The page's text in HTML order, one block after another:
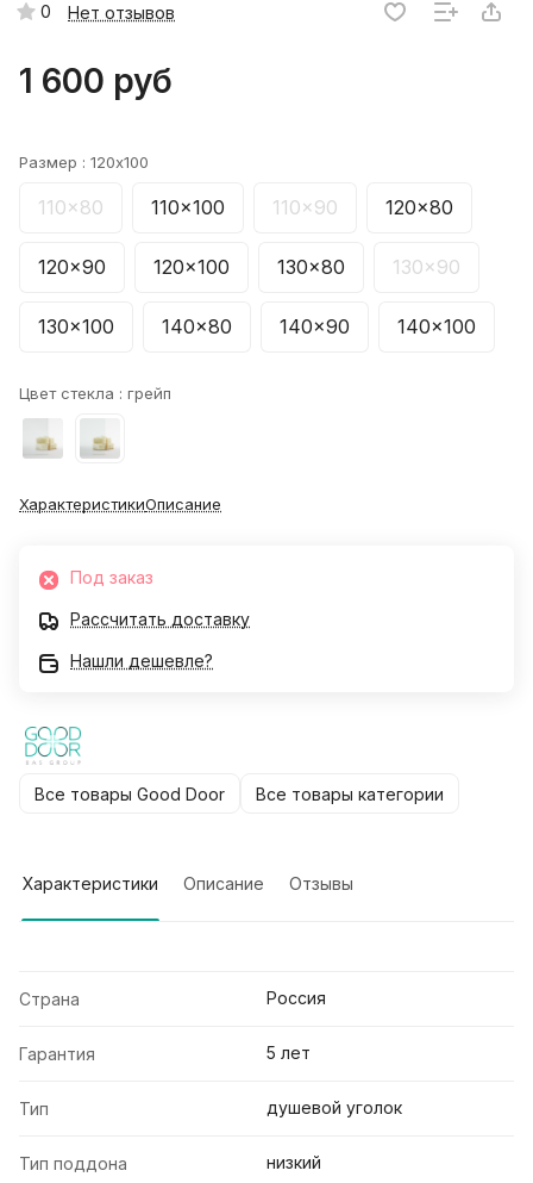
0 Нет отзывов
1 600 руб
Размер : 120x100
110x80 110x100 110x90 120x80
120x90 120x100 130x80 130x90
130x100 140x80 140x90 140x100
Цвет стекла : грейп
ХарактеристикиОписание
Под заказ
Рассчитать доставку
Нашли дешевле?
Все товары Good Door Все товары категории
Характеристики Описание Отзывы
Страна Россия
Гарантия 5 лет
Тип душевой уголок
Тип поддона низкий